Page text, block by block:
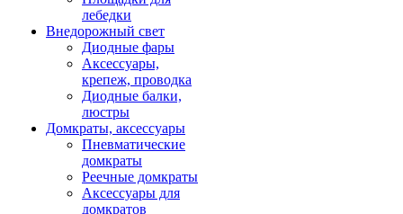
лебедки
Внедорожный свет
Диодные фары
Аксессуары,
крепеж, проводка
Диодные балки,
люстры
Домкраты, аксессуары
Пневматические
домкраты
Реечные домкраты
Аксессуары для
домкратов